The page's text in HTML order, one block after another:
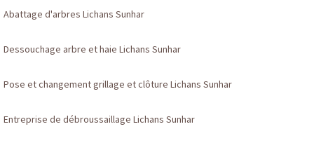
Abattage d'arbres Lichans Sunhar
Dessouchage arbre et haie Lichans Sunhar
Pose et changement grillage et clôture Lichans Sunhar
Entreprise de débroussaillage Lichans Sunhar